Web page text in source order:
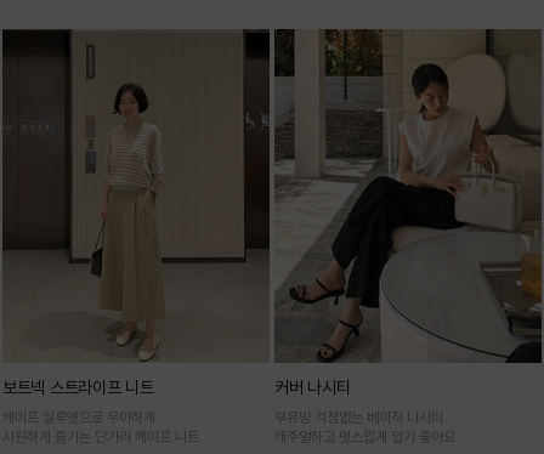
보트넥 스트라이프 니트
케이프 실루엣으로 우아하게
시원하게 즐기는 단가라 케이프 니트
커버 나시티
부유방 걱정없는 베이직 나시티
캐주얼하고 멋스럽게 입기 좋아요